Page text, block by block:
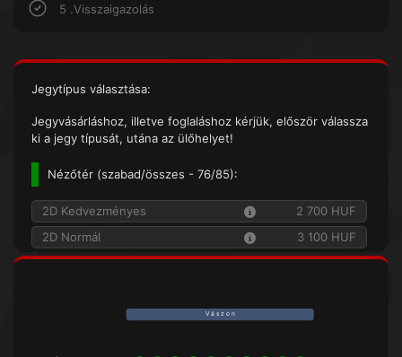
5 .Visszaigazolás
Jegytípus választása:
Jegyvásárláshoz, illetve foglaláshoz kérjük, először válassza
ki a jegy típusát, utána az ülőhelyet!
Nézőtér (szabad/összes - 76/85):
2D Kedvezményes
2 700 HUF
2D Normál
3 100 HUF
V á s z o n